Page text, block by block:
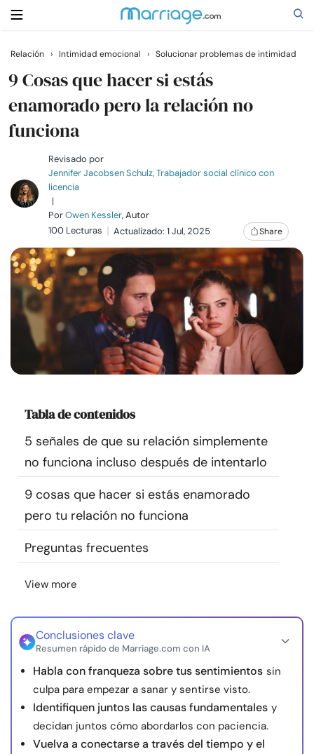
Buscar
Casarse
Relaciones
Familia
Ayuda
Cursos
Recursos
Comunidad
Encuentra un terapeuta
Idioma
nosotros
© Copyright 2026. Todos los derechos reservados.
Relación › Intimidad emocional › Solucionar problemas de intimidad
9 Cosas que hacer si estás
enamorado pero la relación no
funciona
Revisado por
Jennifer Jacobsen Schulz, Trabajador social clínico con
licencia
|
PorOwen Kessler, Autor
100 Lecturas
Actualizado: 1 Jul, 2025 Share
Tabla de contenidos
5 señales de que su relación simplemente
no funciona incluso después de intentarlo
9 cosas que hacer si estás enamorado
pero tu relación no funciona
Preguntas frecuentes
View more
Conclusiones clave
Resumen rápido de Marriage.com con IA
Habla con franqueza sobre tus sentimientos sin
culpa para empezar a sanar y sentirse visto.
Identifiquen juntos las causas fundamentales y
decidan juntos cómo abordarlos con paciencia.
Vuelva a conectarse a través del tiempo y el